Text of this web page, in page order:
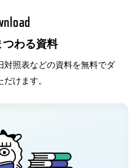
つわる資料
対照表などの資料を無料でダ
けます。